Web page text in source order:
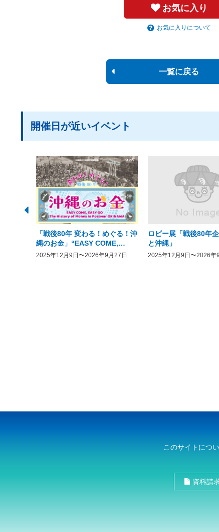
お気に入り
お気に入りについて
一覧に戻る
開催日が近いイベント
「戦後80年 変わる！めぐる！沖
縄のお金」“EASY COME,
EASY GO － The History of
2025年12月9日〜2026年9月27日
ロビー展「戦後80年
と沖縄」
2025年12月9日〜2026年
このサイトにつ
資料請